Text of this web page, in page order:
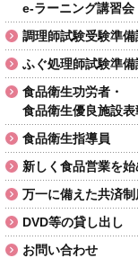
e-ラーニング講習会
調理師試験受験準
ふぐ処理師試験準
食品衛生功労者・
食品衛生優良施設表
食品衛生指導員
新しく食品営業を
万一に備えた共済制
DVD等の貸し出し
お問い合わせ